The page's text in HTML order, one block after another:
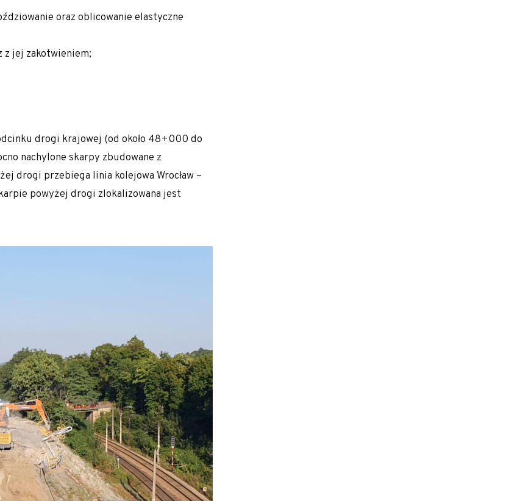
oraz oblicowanie elastyczne
z jej zakotwieniem;
drogi krajowej (od około 48+000 do
nachylone skarpy zbudowane z
drogi przebiega linia kolejowa Wrocław –
powyżej drogi zlokalizowana jest